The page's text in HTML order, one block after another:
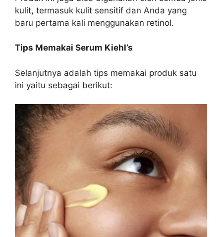
kulit, termasuk kulit sensitif dan Anda yang
baru pertama kali menggunakan retinol.
Tips Memakai Serum Kiehl’s
Selanjutnya adalah tips memakai produk satu
ini yaitu sebagai berikut: